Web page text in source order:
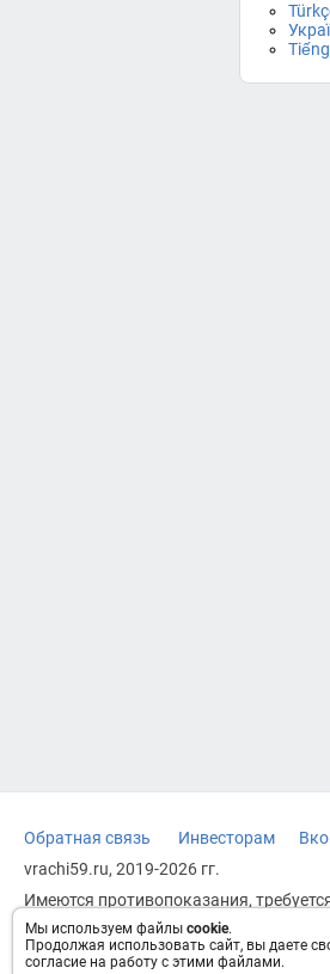
Мы используем файлы cookie.
Продолжая использовать сайт, вы даете
согласие на работу с этими файлами.
Обратная связь Инвесторам
vrachi59.ru, 2019-2026 гг.
Имеются противопоказания,
заменяет прием врача.
Возрастное ограничение: 18+